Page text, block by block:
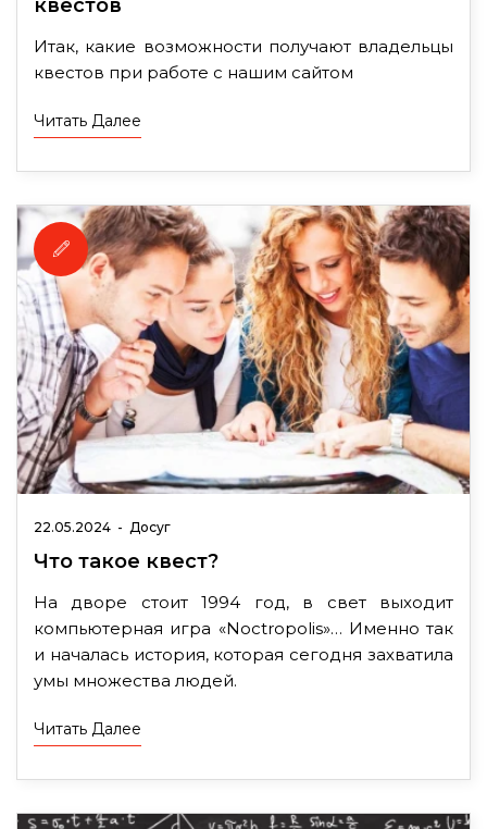
квестов
Итак, какие возможности получают владельцы
квестов при работе с нашим сайтом
Читать Далее
22.05.2024 - Досуг
Что такое квест?
На дворе стоит 1994 год, в свет выходит
компьютерная игра «Noctropolis»… Именно так
и началась история, которая сегодня захватила
умы множества людей.
Читать Далее